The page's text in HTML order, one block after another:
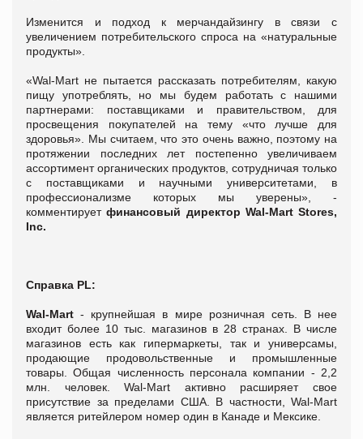
Изменится и подход к мерчандайзингу в связи с
увеличением потребительского спроса на «натуральные
продукты».
«Wal-Mart не пытается рассказать потребителям, какую
пищу употреблять, но мы будем работать с нашими
партнерами: поставщиками и правительством, для
просвещения покупателей на тему «что лучше для
здоровья». Мы считаем, что это очень важно, поэтому на
протяжении последних лет постепенно увеличиваем
ассортимент органических продуктов, сотрудничая только
с поставщиками и научными университетами, в
профессионализме которых мы уверены», -
комментируетфинансовый директор Wal-Mart Stores,
Inc.
Справка PL:
Wal-Mart - крупнейшая в мире розничная сеть. В нее
входит более 10 тыс. магазинов в 28 странах. В числе
магазинов есть как гипермаркеты, так и универсамы,
продающие продовольственные и промышленные
товары. Общая численность персонала компании - 2,2
млн. человек. Wal-Mart активно расширяет свое
присутствие за пределами США. В частности, Wal-Mart
является ритейлером номер один в Канаде и Мексике.